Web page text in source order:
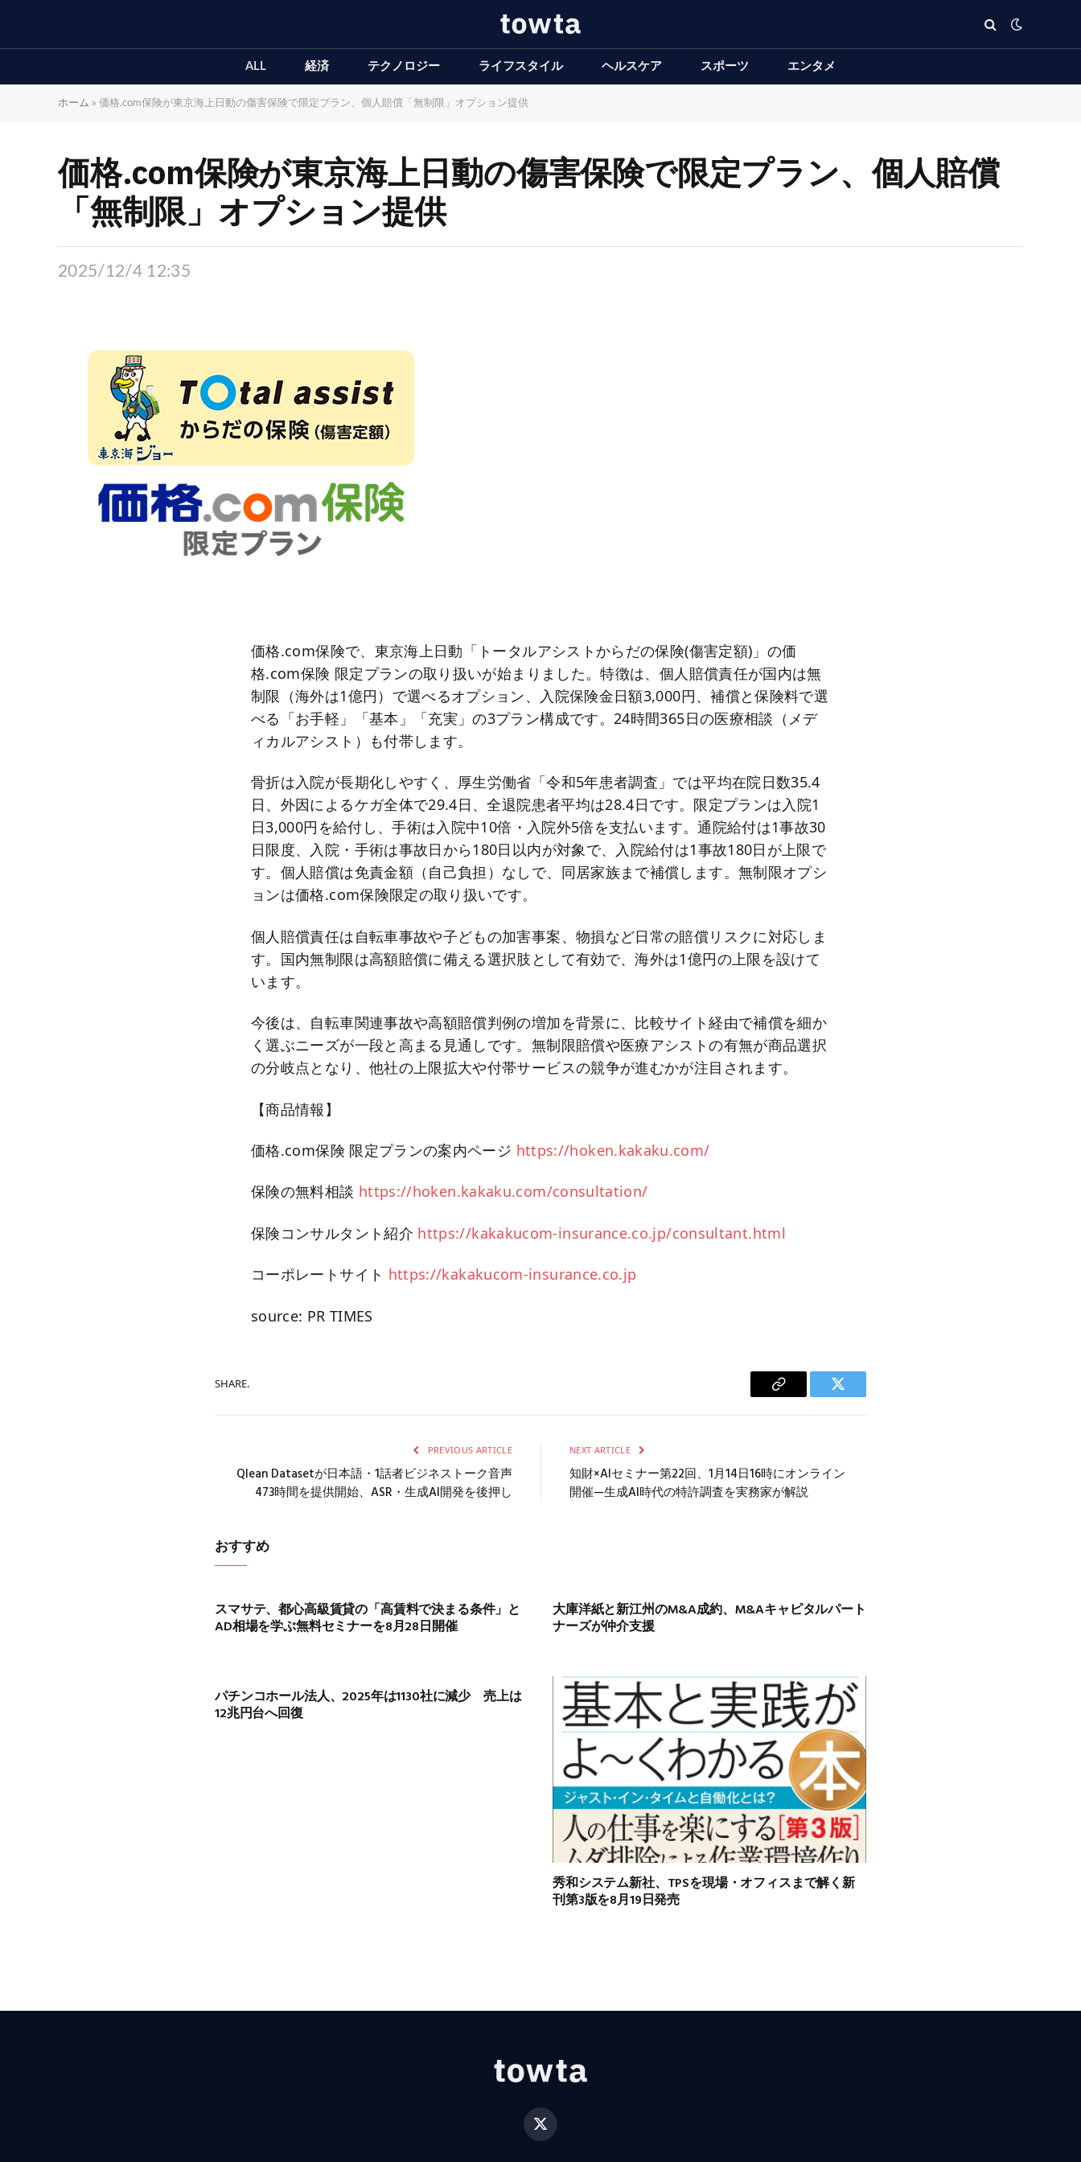
ALL 経済 テクノロジー ライフスタイル ヘルスケア スポーツ エンタメ
ホーム » 価格.com保険が東京海上日動の傷害保険で限定プラン、個人賠償「無制限」オプション提供
価格.com保険が東京海上日動の傷害保険で限定プラン、個人賠償
「無制限」オプション提供
2025/12/4 12:35
価格.com保険で、東京海上日動「トータルアシストからだの保険(傷害定額)」の価
格.com保険 限定プランの取り扱いが始まりました。特徴は、個人賠償責任が国内は無
制限（海外は1億円）で選べるオプション、入院保険金日額3,000円、補償と保険料で選
べる「お手軽」「基本」「充実」の3プラン構成です。24時間365日の医療相談（メデ
ィカルアシスト）も付帯します。
骨折は入院が長期化しやすく、厚生労働省「令和5年患者調査」では平均在院日数35.4
日、外因によるケガ全体で29.4日、全退院患者平均は28.4日です。限定プランは入院1
日3,000円を給付し、手術は入院中10倍・入院外5倍を支払います。通院給付は1事故30
日限度、入院・手術は事故日から180日以内が対象で、入院給付は1事故180日が上限で
す。個人賠償は免責金額（自己負担）なしで、同居家族まで補償します。無制限オプシ
ョンは価格.com保険限定の取り扱いです。
個人賠償責任は自転車事故や子どもの加害事案、物損など日常の賠償リスクに対応しま
す。国内無制限は高額賠償に備える選択肢として有効で、海外は1億円の上限を設けて
います。
今後は、自転車関連事故や高額賠償判例の増加を背景に、比較サイト経由で補償を細か
く選ぶニーズが一段と高まる見通しです。無制限賠償や医療アシストの有無が商品選択
の分岐点となり、他社の上限拡大や付帯サービスの競争が進むかが注目されます。
【商品情報】
価格.com保険 限定プランの案内ページ https://hoken.kakaku.com/
保険の無料相談 https://hoken.kakaku.com/consultation/
保険コンサルタント紹介 https://kakakucom-insurance.co.jp/consultant.html
コーポレートサイト https://kakakucom-insurance.co.jp
source: PR TIMES
SHARE.
Copy
Twitter
PREVIOUS ARTICLE
Qlean Datasetが日本語・1話者ビジネストーク音声
473時間を提供開始、ASR・生成AI開発を後押し
NEXT ARTICLE
知財×AIセミナー第22回、1月14日16時にオンライン
開催—生成AI時代の特許調査を実務家が解説
おすすめ
スマサテ、都心高級賃貸の「高賃料で決まる条件」と
AD相場を学ぶ無料セミナーを8月28日開催
大庫洋紙と新江州のM&A成約、M&Aキャピタルパート
ナーズが仲介支援
パチンコホール法人、2025年は1130社に減少 売上は
12兆円台へ回復
秀和システム新社、TPSを現場・オフィスまで解く新
刊第3版を8月19日発売
X
(Twitter)